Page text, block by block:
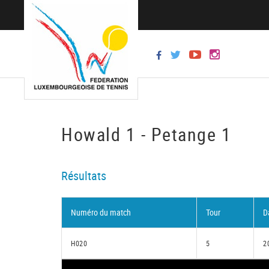
Howald 1 - Petange 1
Résultats
Numéro du match Tour
H020 5